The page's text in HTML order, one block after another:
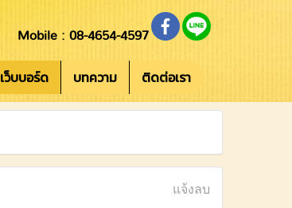
Mobile : 08-4654-4597
เว็บบอร์ด บทความ ติดต่อเรา
แจ้งลบ